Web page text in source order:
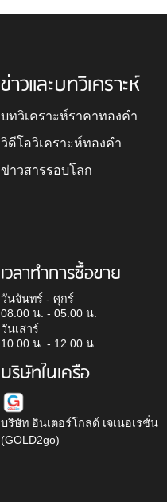
ข่าวและบทวิเคราะห์
บทวิเคราะห์ราคาทองคำ
วิดีโอวิเคราะห์ทองคำ
ข่าวสารรอบโลก
เวลาทำการซื้อขาย
วันจันทร์ - ศุกร์
08.00 น. - 05.00 น.
วันเสาร์
10.00 น. - 12.00 น.
บริษัทในเครือ
บริษัท อินเตอร์โกลด์ เจเนอเรชั่น
(GOLD2go)